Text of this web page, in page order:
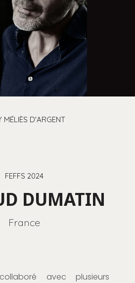
MÉLIÈS D'ARGENT
FEFFS 2024
DUMATIN
France
avec plusieurs